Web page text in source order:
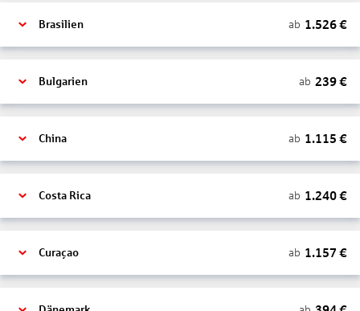
Brasilien ab 1.526€
Bulgarien ab 239€
China ab 1.115 €
Costa Rica ab 1.240€
Curaçao ab 1.157 €